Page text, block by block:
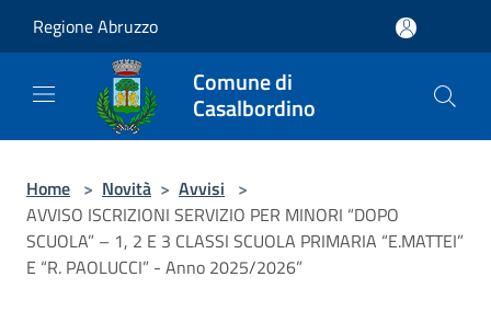
Regione Abruzzo
Comune di
Casalbordino
Home > Novità > Avvisi >
AVVISO ISCRIZIONI SERVIZIO PER MINORI “DOPO
SCUOLA” – 1, 2 E 3 CLASSI SCUOLA PRIMARIA “E.MATTEI”
E “R. PAOLUCCI” - Anno 2025/2026”